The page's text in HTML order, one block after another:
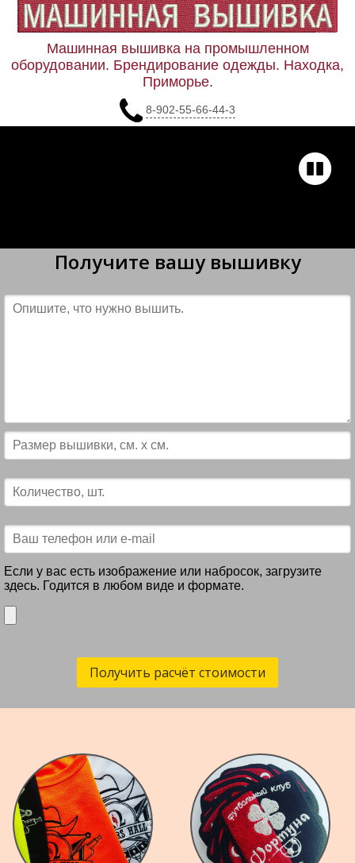
Машинная вышивка на промышленном
оборудовании. Брендирование одежды. Находка,
Приморье.
8-902-55-66-44-3
Получите вашу вышивку
Если у вас есть изображение или набросок, загрузите
здесь. Годится в любом виде и формате.
Получить расчёт стоимости